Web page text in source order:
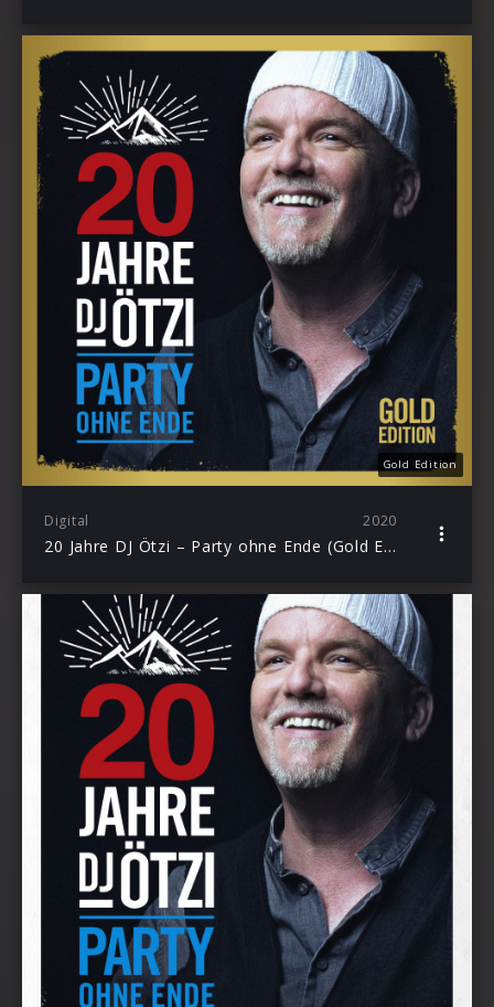
Gold Edition
Digital 2020
20 Jahre DJ Ötzi – Party ohne Ende (Gold Edition)